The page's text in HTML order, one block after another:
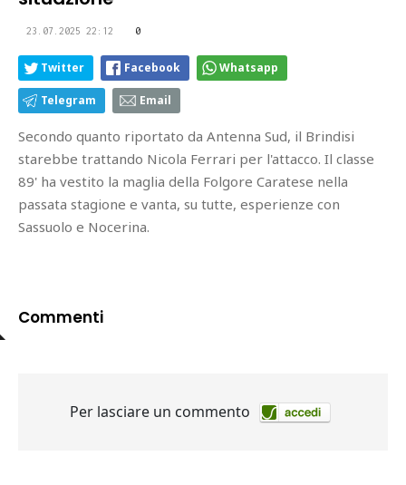
23.07.2025 22:12 0
Twitter Facebook Whatsapp
Telegram Email
Secondo quanto riportato da Antenna Sud, il Brindisi
starebbe trattando Nicola Ferrari per l'attacco. Il classe
89' ha vestito la maglia della Folgore Caratese nella
passata stagione e vanta, su tutte, esperienze con
Sassuolo e Nocerina.
Commenti